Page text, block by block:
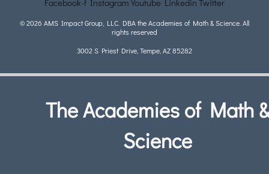
© 2026 AMS Impact Group, LLC. DBA the Academies of Math & Science. All
rights reserved
3002 S Priest Drive, Tempe, AZ 85282
The Academies of Math &
Science